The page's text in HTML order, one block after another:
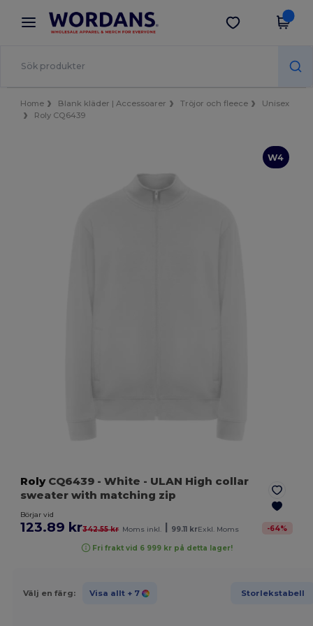
× Wordans-app
Bättre priser i appen!
Hämta app
Home Blank kläder | Accessoarer Tröjor och fleece
Unisex
Roly CQ6439
W4
RolyCQ6439 - White - ULAN High collar
sweater with matching zip
Börjar vid
123.89 kr342.55 kr Moms inkl. 99.11 krExkl. Moms -64%
Fri frakt vid 6 999 kr på detta lager!
Välj en färg: Visa allt + 7 Storlekstabell